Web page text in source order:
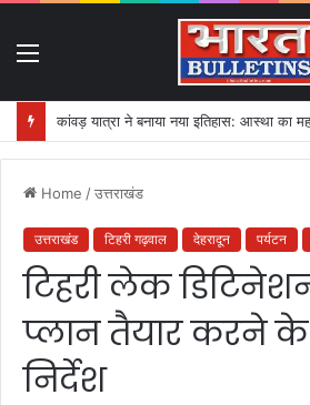
कांवड़ यात्रा ने बनाया नया इतिहास: आस्था का
Home /उत्तराखंड
उत्तराखंड टिहरी गढ़वाल देहरादून पर्यटन
टिहरी लेक
प्लान तैयार करने के
निर्देश